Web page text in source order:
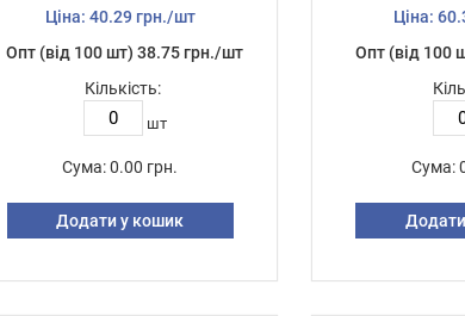
Ціна: 40.29 грн./шт
Опт (від 100 шт) 38.75 грн./шт
Кількість:
шт
Сума: 0.00 грн.
Додати у кошик
Ціна:
Опт (від 100
Сума: